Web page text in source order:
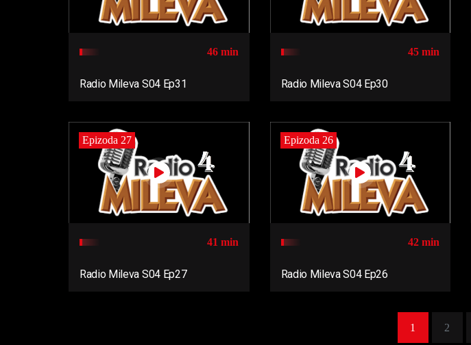
46 min
Radio Mileva S04 Ep31
45 min
Radio Mileva S04 Ep30
Epizoda 27
41 min
Radio Mileva S04 Ep27
Epizoda 26
42 min
Radio Mileva S04 Ep26
1 2